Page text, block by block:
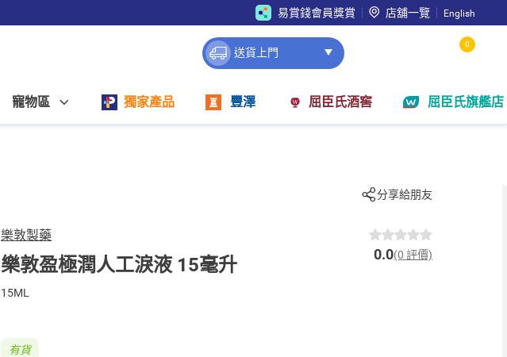
易賞錢會員獎賞 店舖一覽 English
送貨上門
0
寵物區 獨家產品 豐澤 屈臣氏酒窖 屈臣氏旗艦店
分享給朋友
樂敦製藥
樂敦盈極潤人工淚液 15毫升 0.0(0 評價)
15ML
有貨